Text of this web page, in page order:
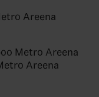
Areena
Metro Areena
Areena